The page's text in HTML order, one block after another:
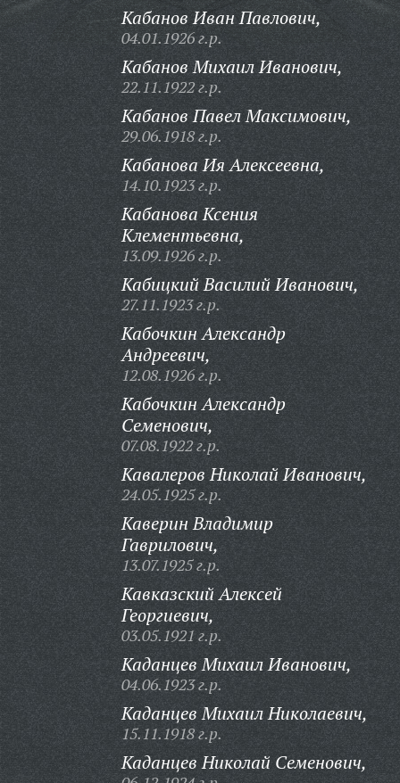
Кабанов Иван Павлович,
04.01.1926 г.р.
Кабанов Михаил Иванович,
22.11.1922 г.р.
Кабанов Павел Максимович,
29.06.1918 г.р.
Кабанова Ия Алексеевна,
14.10.1923 г.р.
Кабанова Ксения
Клементьевна,
13.09.1926 г.р.
Кабицкий Василий Иванович,
27.11.1923 г.р.
Кабочкин Александр
Андреевич,
12.08.1926 г.р.
Кабочкин Александр
Семенович,
07.08.1922 г.р.
Кавалеров Николай Иванович,
24.05.1925 г.р.
Каверин Владимир
Гаврилович,
13.07.1925 г.р.
Кавказский Алексей
Георгиевич,
03.05.1921 г.р.
Каданцев Михаил Иванович,
04.06.1923 г.р.
Каданцев Михаил Николаевич,
15.11.1918 г.р.
Каданцев Николай Семенович,